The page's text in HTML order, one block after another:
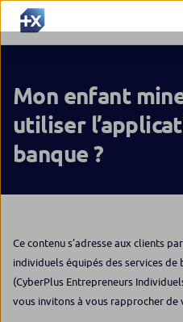
Mon enfant
utiliser
banque ?
Ce contenu s’adresse aux clients
individuels équipés des services de
(CyberPlus Entrepreneurs
vous invitons à vous rapprocher de